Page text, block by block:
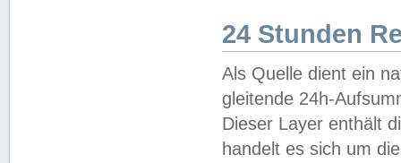
24 Stunden
Als Quelle dient ein
gleitende 24h-
Dieser Layer enthält
handelt es sich um